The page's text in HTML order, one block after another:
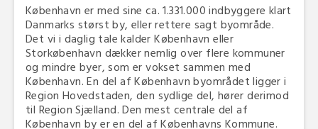
København er med sine ca. 1.331.000 indbyggere klart
Danmarks størst by, eller rettere sagt byområde.
Det vi i daglig tale kalder København eller
Storkøbenhavn dækker nemlig over flere kommuner
og mindre byer, som er vokset sammen med
København. En del af København byområdet ligger i
Region Hovedstaden, den sydlige del, hører derimod
til Region Sjælland. Den mest centrale del af
København by er en del af Københavns Kommune.